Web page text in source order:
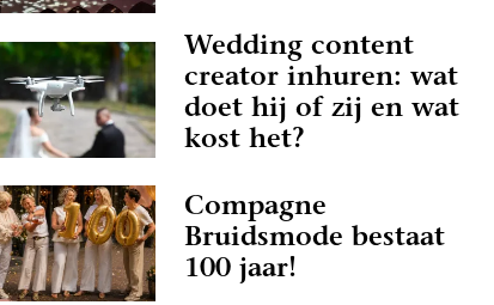
Wedding content
creator inhuren: wat
doet hij of zij en wat
kost het?
Compagne
Bruidsmode bestaat
100 jaar!